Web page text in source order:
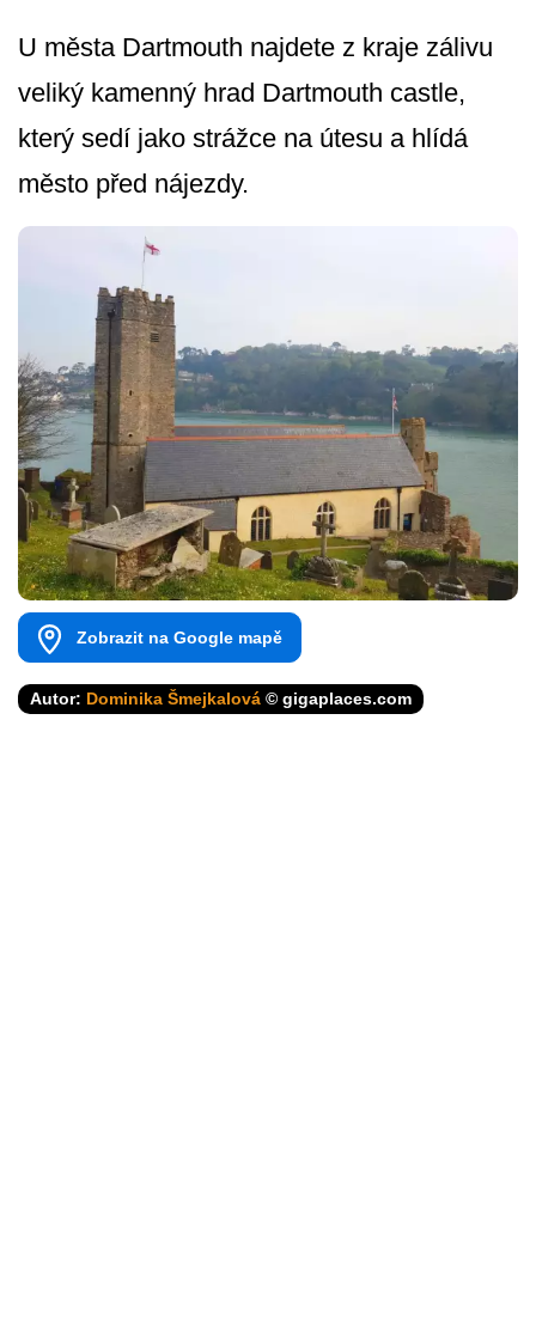
U města Dartmouth najdete z kraje zálivu
veliký kamenný hrad Dartmouth castle,
který sedí jako strážce na útesu a hlídá
město před nájezdy.
Zobrazit na Google mapě
Autor: Dominika Šmejkalová © gigaplaces.com